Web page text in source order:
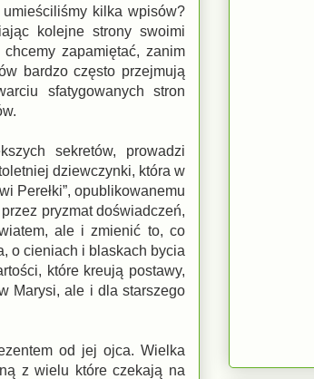
kilka wpisów?
kolejne strony swoimi
zapamiętać, zanim
bardzo często przejmują
sfatygowanych stron
sekretów, prowadzi
dziewczynki, która w
Perełki”, opublikowanemu
pryzmat doświadczeń,
ale i zmienić to, co
o cieniach i blaskach bycia
które kreują postawy,
Marysi, ale i dla starszego
od jej ojca. Wielka
z wielu które czekają na